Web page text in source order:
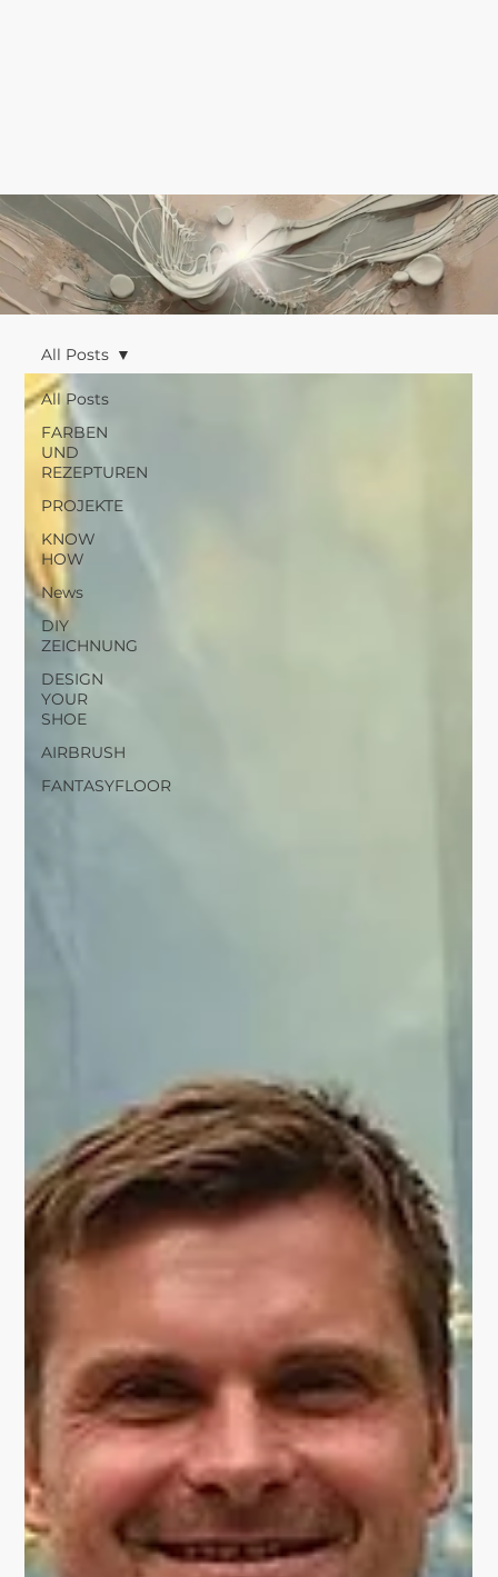
All Posts
FARBEN
UND
REZEPTUREN
PROJEKTE
KNOW
HOW
News
DIY
ZEICHNUNG
DESIGN
YOUR
SHOE
AIRBRUSH
FANTASYFLOOR
All Posts